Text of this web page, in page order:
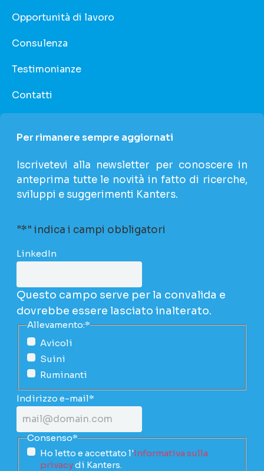
Opportunità di lavoro
Consulenza
Testimonianze
Contatti
Per rimanere sempre aggiornati
Iscrivetevi alla newsletter per conoscere in
anteprima tutte le novità in fatto di ricerche,
sviluppi e suggerimenti Kanters.
"*" indica i campi obbligatori
LinkedIn
Questo campo serve per la convalida e
dovrebbe essere lasciato inalterato.
Allevamento:*
Avicoli
Suini
Ruminanti
Indirizzo e-mail*
Consenso*
Ho letto e accettato l'Informativa sulla
privacydi Kanters.